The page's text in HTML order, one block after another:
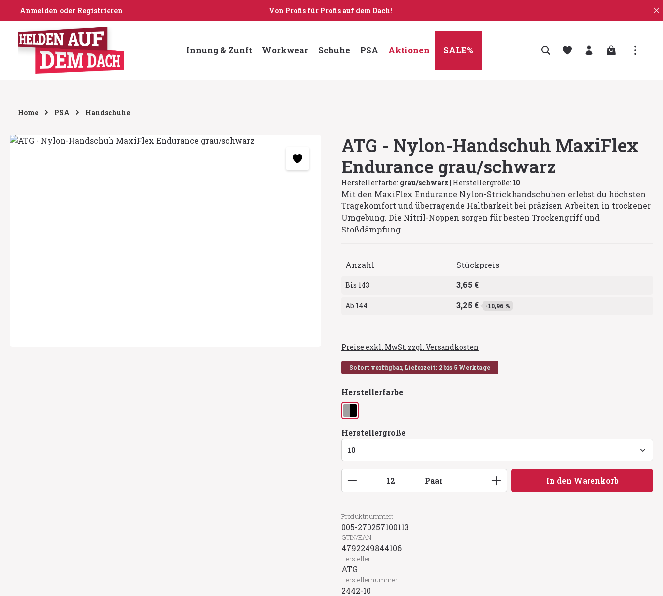
Hauptinhalt springen
Zur Hauptnavigation springen
Anmelden oder Registrieren Von Profis für Profis auf dem Dach!
Innung & Zunft Workwear Schuhe PSA Aktionen SALE% Warenkorb
Home PSA Handschuhe
Bildergalerie überspringen
ATG - Nylon-Handschuh MaxiFlex
Endurance grau/schwarz
Herstellerfarbe: grau/schwarz | Herstellergröße: 10
Mit den MaxiFlex Endurance Nylon-Strickhandschuhen erlebst du höchsten
Tragekomfort und überragende Haltbarkeit bei präzisen Arbeiten in trockener
Umgebung. Die Nitril-Noppen sorgen für besten Trockengriff und
Stoßdämpfung.
Anzahl Stückpreis
Bis 143 3,65 €
Ab 144 3,25 € -10,96 %
Preise exkl. MwSt. zzgl. Versandkosten
Sofort verfügbar, Lieferzeit: 2 bis 5 Werktage
Herstellerfarbeauswählen
grau/schwarz
Herstellergrößeauswählen
Produkt Anzahl: Gib den gewünschten Wert ein oder
Paar In den Warenkorb
Produktnummer:
005-270257100113
GTIN/EAN:
4792249844106
Hersteller:
ATG
Herstellernummer:
2442-10